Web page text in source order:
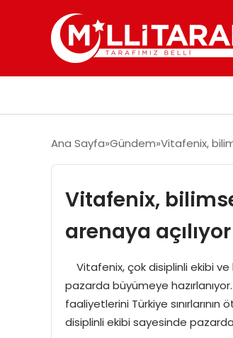
Ana Sayfa Gündem Vitafenix,
Vitafenix,
arenaya açılıyor
Vitafenix, çok disiplinli ekibi ve
pazarda büyümeye
faaliyetlerini Türkiye
disiplinli ekibi sayesinde